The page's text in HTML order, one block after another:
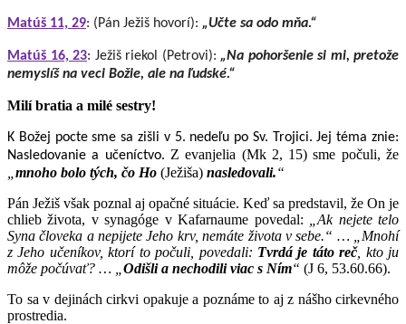
Matúš 11, 29: (Pán Ježiš hovorí): „Učte sa odo mňa.“
Matúš 16, 23: Ježiš riekol (Petrovi): „Na pohoršenie si mi, pretože
nemyslíš na veci Božie, ale na ľudské.“
Milí bratia a milé sestry!
K Božej pocte sme sa zišli v 5. nedeľu po Sv. Trojici. Jej téma znie:
Nasledovanie a učeníctvo. Z evanjelia (Mk 2, 15) sme počuli, že
mnoho bolo tých, čo Ho (Ježiša) nasledovali.“
Pán Ježiš však poznal aj opačné situácie. Keď sa predstavil, že On je
chlieb života, v synagóge v Kafarnaume povedal: „Ak nejete telo
Syna človeka a nepijete Jeho krv, nemáte života v sebe.“ … „Mnohí
z Jeho učeníkov, ktorí to počuli, povedali: Tvrdá je táto reč, kto ju
môže počúvať? … „ Odišli a nechodili viac s Ním“ (J 6, 53.60.66).
To sa v dejinách cirkvi opakuje a poznáme to aj z nášho cirkevného
prostredia.